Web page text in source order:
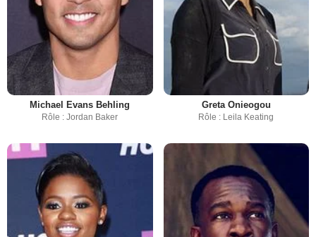
Michael Evans Behling
Rôle : Jordan Baker
Greta Onieogou
Rôle : Leila Keating